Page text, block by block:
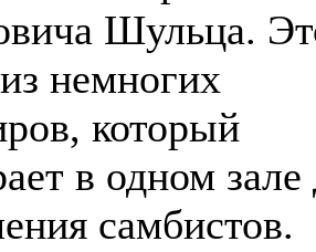
Шульца.
немногих
который
в одном зале
самбистов.